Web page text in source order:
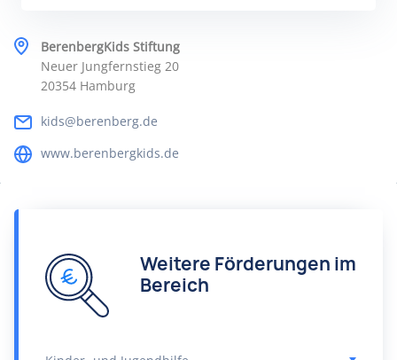
BerenbergKids Stiftung
Neuer Jungfernstieg 20
20354 Hamburg
kids@berenberg.de
www.berenbergkids.de
Weitere Förderungen im
Bereich